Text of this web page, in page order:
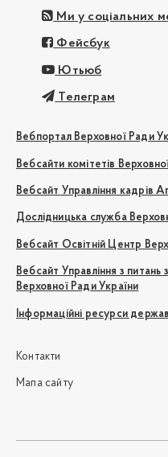
Ми у соціальних
Фейсбук
Ютьюб
Телеграм
Вебпортал Верховної Ради
Вебсайти комітетів
Вебсайт Управління кадрів
Дослідницька служба
Вебсайт Освітній Центр
Вебсайт Управління з
Верховної Ради України
Інформаційні ресурси
Контакти
Мапа сайту